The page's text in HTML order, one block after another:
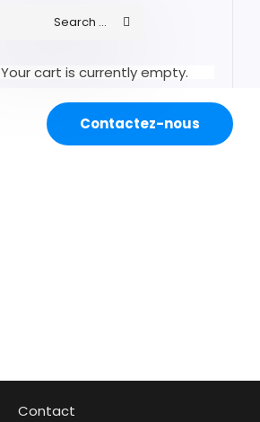
Your cart is currently empty.
Contactez-nous
Contact